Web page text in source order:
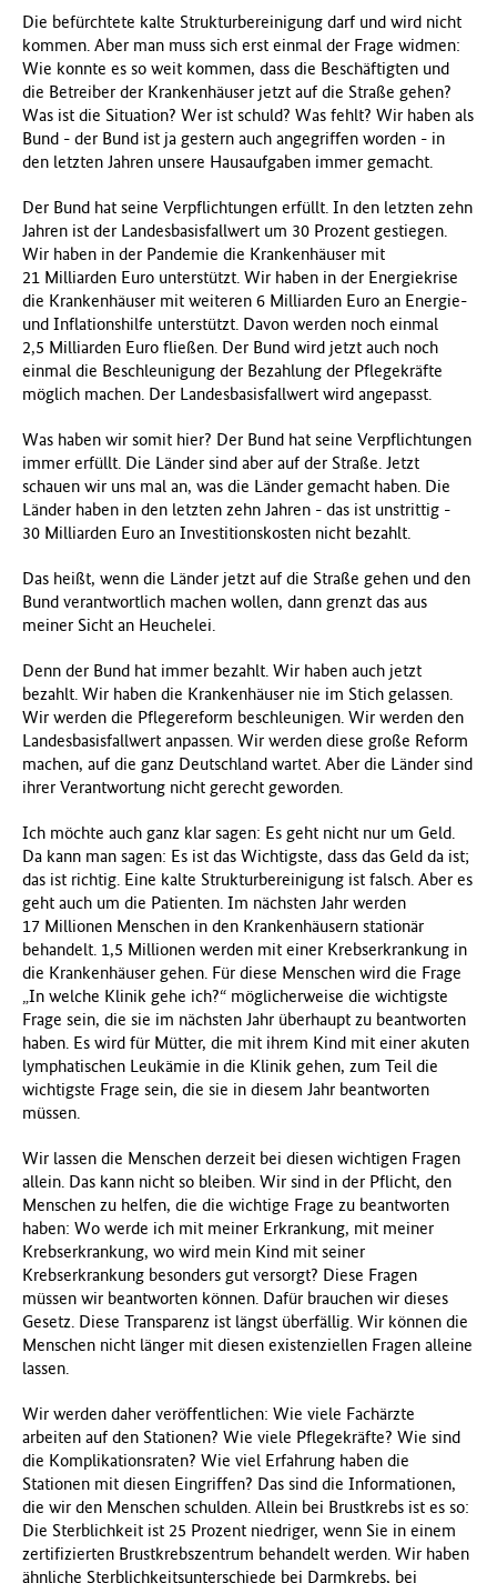
)Die befürchtete kalte Strukturbereinigung darf und wird nicht
kommen. Aber man muss sich erst einmal der Frage widmen:
Wie konnte es so weit kommen, dass die Beschäftigten und
die Betreiber der Krankenhäuser jetzt auf die Straße gehen?
Was ist die Situation? Wer ist schuld? Was fehlt? Wir haben als
Bund - der Bund ist ja gestern auch angegriffen worden - in
den letzten Jahren unsere Hausaufgaben immer gemacht.
Der Bund hat seine Verpflichtungen erfüllt. In den letzten zehn
Jahren ist der Landesbasisfallwert um 30 Prozent gestiegen.
Wir haben in der Pandemie die Krankenhäuser mit
21 Milliarden Euro unterstützt. Wir haben in der Energiekrise
die Krankenhäuser mit weiteren 6 Milliarden Euro an Energie-
und Inflationshilfe unterstützt. Davon werden noch einmal
2,5 Milliarden Euro fließen. Der Bund wird jetzt auch noch
einmal die Beschleunigung der Bezahlung der Pflegekräfte
möglich machen. Der Landesbasisfallwert wird angepasst.
Was haben wir somit hier? Der Bund hat seine Verpflichtungen
immer erfüllt. Die Länder sind aber auf der Straße. Jetzt
schauen wir uns mal an, was die Länder gemacht haben. Die
Länder haben in den letzten zehn Jahren - das ist unstrittig -
30 Milliarden Euro an Investitionskosten nicht bezahlt.
Das heißt, wenn die Länder jetzt auf die Straße gehen und den
Bund verantwortlich machen wollen, dann grenzt das aus
meiner Sicht an Heuchelei.
Denn der Bund hat immer bezahlt. Wir haben auch jetzt
bezahlt. Wir haben die Krankenhäuser nie im Stich gelassen.
Wir werden die Pflegereform beschleunigen. Wir werden den
Landesbasisfallwert anpassen. Wir werden diese große Reform
machen, auf die ganz Deutschland wartet. Aber die Länder sind
ihrer Verantwortung nicht gerecht geworden.
Ich möchte auch ganz klar sagen: Es geht nicht nur um Geld.
Da kann man sagen: Es ist das Wichtigste, dass das Geld da ist;
das ist richtig. Eine kalte Strukturbereinigung ist falsch. Aber es
geht auch um die Patienten. Im nächsten Jahr werden
17 Millionen Menschen in den Krankenhäusern stationär
behandelt. 1,5 Millionen werden mit einer Krebserkrankung in
die Krankenhäuser gehen. Für diese Menschen wird die Frage
„In welche Klinik gehe ich?“ möglicherweise die wichtigste
Frage sein, die sie im nächsten Jahr überhaupt zu beantworten
haben. Es wird für Mütter, die mit ihrem Kind mit einer akuten
lymphatischen Leukämie in die Klinik gehen, zum Teil die
wichtigste Frage sein, die sie in diesem Jahr beantworten
müssen.
Wir lassen die Menschen derzeit bei diesen wichtigen Fragen
allein. Das kann nicht so bleiben. Wir sind in der Pflicht, den
Menschen zu helfen, die die wichtige Frage zu beantworten
haben: Wo werde ich mit meiner Erkrankung, mit meiner
Krebserkrankung, wo wird mein Kind mit seiner
Krebserkrankung besonders gut versorgt? Diese Fragen
müssen wir beantworten können. Dafür brauchen wir dieses
Gesetz. Diese Transparenz ist längst überfällig. Wir können die
Menschen nicht länger mit diesen existenziellen Fragen alleine
lassen.
Wir werden daher veröffentlichen: Wie viele Fachärzte
arbeiten auf den Stationen? Wie viele Pflegekräfte? Wie sind
die Komplikationsraten? Wie viel Erfahrung haben die
Stationen mit diesen Eingriffen? Das sind die Informationen,
die wir den Menschen schulden. Allein bei Brustkrebs ist es so:
Die Sterblichkeit ist 25 Prozent niedriger, wenn Sie in einem
zertifizierten Brustkrebszentrum behandelt werden. Wir haben
ähnliche Sterblichkeitsunterschiede bei Darmkrebs, bei